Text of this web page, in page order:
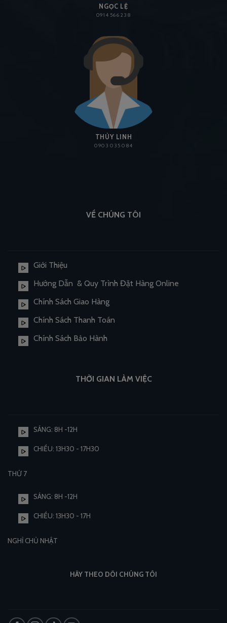
NGỌC LỆ
0914 566 238
THÙY LINH
0903 035 084
VỀ CHÚNG TÔI
Giới Thiệu
Hướng Dẫn & Quy Trình Đặt Hàng Online
Chính Sách Giao Hàng
Chính Sách Thanh Toán
Chính Sách Bảo Hành
THỜI GIAN LÀM VIỆC
SÁNG: 8H -12H
CHIỀU: 13H30 - 17H30
THỨ 7
SÁNG: 8H -12H
CHIỀU: 13H30 - 17H
NGHỈ CHỦ NHẬT
HÃY THEO DÕI CHÚNG TÔI